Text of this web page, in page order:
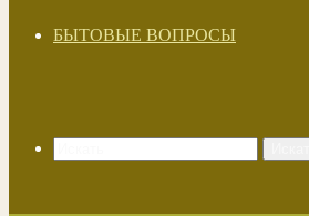
БЫТОВЫЕ ВОПРОСЫ